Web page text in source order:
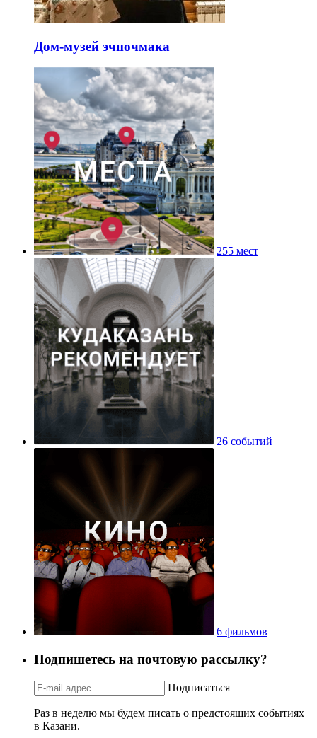
Дом-музей эчпочмака
255 мест
26 событий
6 фильмов
Подпишетесь на почтовую рассылку?
Подписаться
Раз в неделю мы будем писать о предстоящих событиях
в Казани.